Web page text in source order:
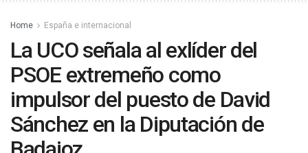
Home España e internacional
La UCO señala al exlíder del
PSOE extremeño como
impulsor del puesto de David
Sánchez en la Diputación de